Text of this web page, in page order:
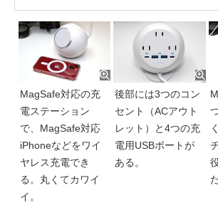
MagSafe対応の充
電ステーション
で、MagSafe対応
iPhoneなどをワイ
ヤレス充電でき
る。丸くてカワイ
イ。
後部には3つのコン
セント（ACアウト
レット）と4つの充
電用USBポートが
ある。